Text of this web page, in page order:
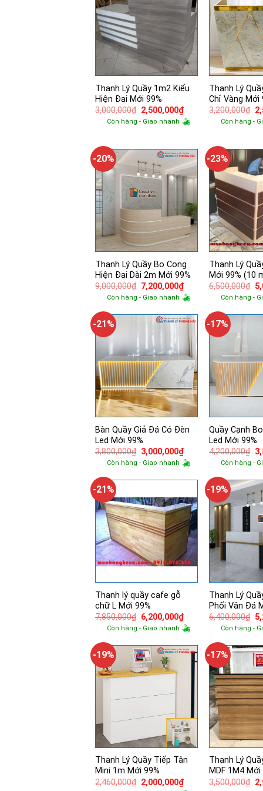
Thanh Lý Quầy 1m2 Kiểu
Hiện Đại Mới 99%
3,000,000₫ Giá
gốc
là:
2,500,000₫Giá
hiện
tại
Còn hàng - Giao nhanh
Thanh Lý
Chỉ Vàng Mới
3,200,000₫
là:
Còn hàng -
-20%
Thanh Lý Quầy Bo Cong
Hiện Đại Dài 2m Mới 99%
9,000,000₫ Giá
gốc
là:
7,200,000₫Giá
hiện
tại
7,200,000₫.
Còn hàng - Giao nhanh
-23%
Thanh Lý
Mới 99% (10
6,500,000₫
là:
Còn hàng -
-21%
Bàn Quầy Giả Đá Có Đèn
Led Mới 99%
3,800,000₫ Giá
gốc
là:
3,000,000₫Giá
hiện
tại
3,000,000₫.
Còn hàng - Giao nhanh
-17%
Quầy Cạnh
Led Mới 99%
4,200,000₫
là:
Còn hàng -
-21%
Thanh lý quầy cafe gỗ
chữ L Mới 99%
7,850,000₫ Giá
gốc
là:
6,200,000₫Giá
hiện
tại
6,200,000₫.
Còn hàng - Giao nhanh
-19%
Thanh Lý
Phối Vân Đá
6,400,000₫
là:
Còn hàng -
-19%
Thanh Lý Quầy Tiếp Tân
Mini 1m Mới 99%
2,460,000₫ Giá
2,000,000₫Giá
-17%
Thanh Lý
MDF 1M4 Mới
3,500,000₫